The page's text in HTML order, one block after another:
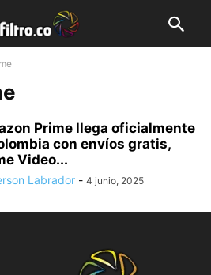
Prime llega oficialmente
con envíos gratis,
Video...
Labrador - 4 junio, 2025